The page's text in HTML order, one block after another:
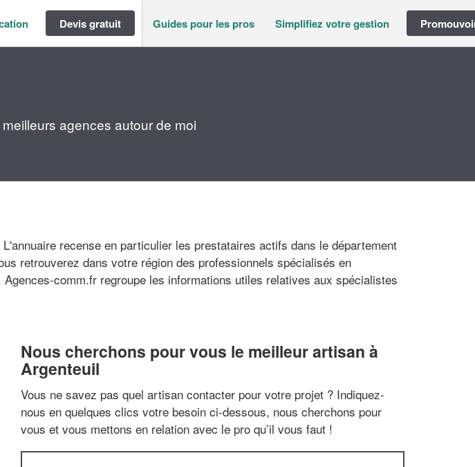
Devis gratuit Guides pour les pros Simplifiez votre gestion
agences autour de moi
recense en particulier les prestataires actifs dans le département
retrouverez dans votre région des professionnels spécialisés en
Agences-comm.fr regroupe les informations utiles relatives aux spécialistes
Nous cherchons pour vous le meilleur artisan à
Argenteuil
Vous ne savez pas quel artisan contacter pour votre projet ? Indiquez-
nous en quelques clics votre besoin ci-dessous, nous cherchons pour
vous et vous mettons en relation avec le pro qu’il vous faut !